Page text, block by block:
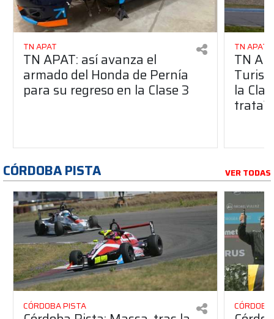
TN APAT
TN APAT: así avanza el
armado del Honda de Pernía
para su regreso en la Clase 3
TN APAT
TN
la
trata?
CÓRDOBA PISTA VER TODAS
CÓRDOBA PISTA